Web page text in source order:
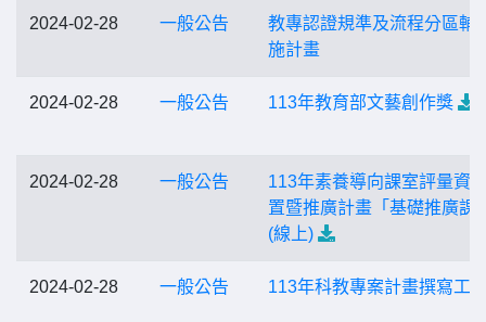
2024-02-28 一般公告
教專認證規準及流程分區輔
施計畫
2024-02-28 一般公告 113年教育部文藝創作獎
2024-02-28 一般公告
113年素養導向課室評量資
置暨推廣計畫「基礎推廣課
(線上)
2024-02-28 一般公告 113年科教專案計畫撰寫工